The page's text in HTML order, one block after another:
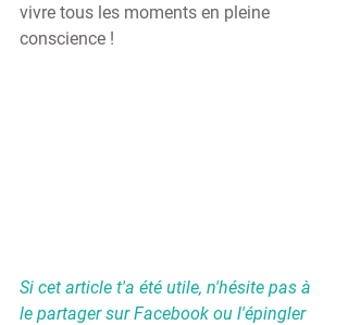
vivre tous les moments en pleine
conscience !
Si cet article t'a été utile, n'hésite pas à
le partager sur Facebook ou l'épingler